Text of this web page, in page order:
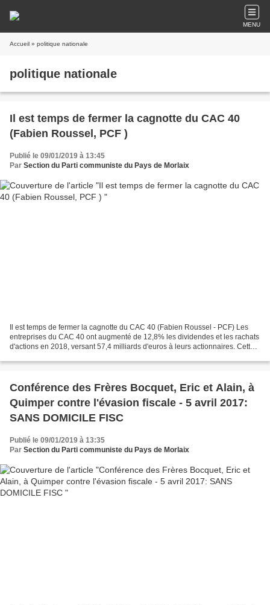
MENU
Accueil » politique nationale
politique nationale
Il est temps de fermer la cagnotte du CAC 40
(Fabien Roussel, PCF )
Publié le 09/01/2019 à 13:45
Par Section du Parti communiste du Pays de Morlaix
Il est temps de fermer la cagnotte du CAC 40 (Fabien Roussel - PCF) Les
entreprises du CAC 40 ont augmenté de 12,8% les dividendes et les rachats
d'actions en 2018, versant 57,4 milliards d'euros à leurs actionnaires. Cette
Conférence des Frères Bocquet, Eric et Alain, à
Quimper contre l'évasion fiscale - 5 avril 2017:
SANS DOMICILE FISC
Publié le 09/01/2019 à 13:35
Par Section du Parti communiste du Pays de Morlaix